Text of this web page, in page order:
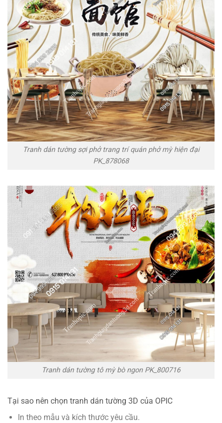
Tranh dán tường sợi phở trang trí quán phở mỳ hiện đại
PK_878068
Tranh dán tường tô mỳ bò ngon PK_800716
Tại sao nên chọn tranh dán tường 3D của OPIC
In theo mẫu và kích thước yêu cầu.